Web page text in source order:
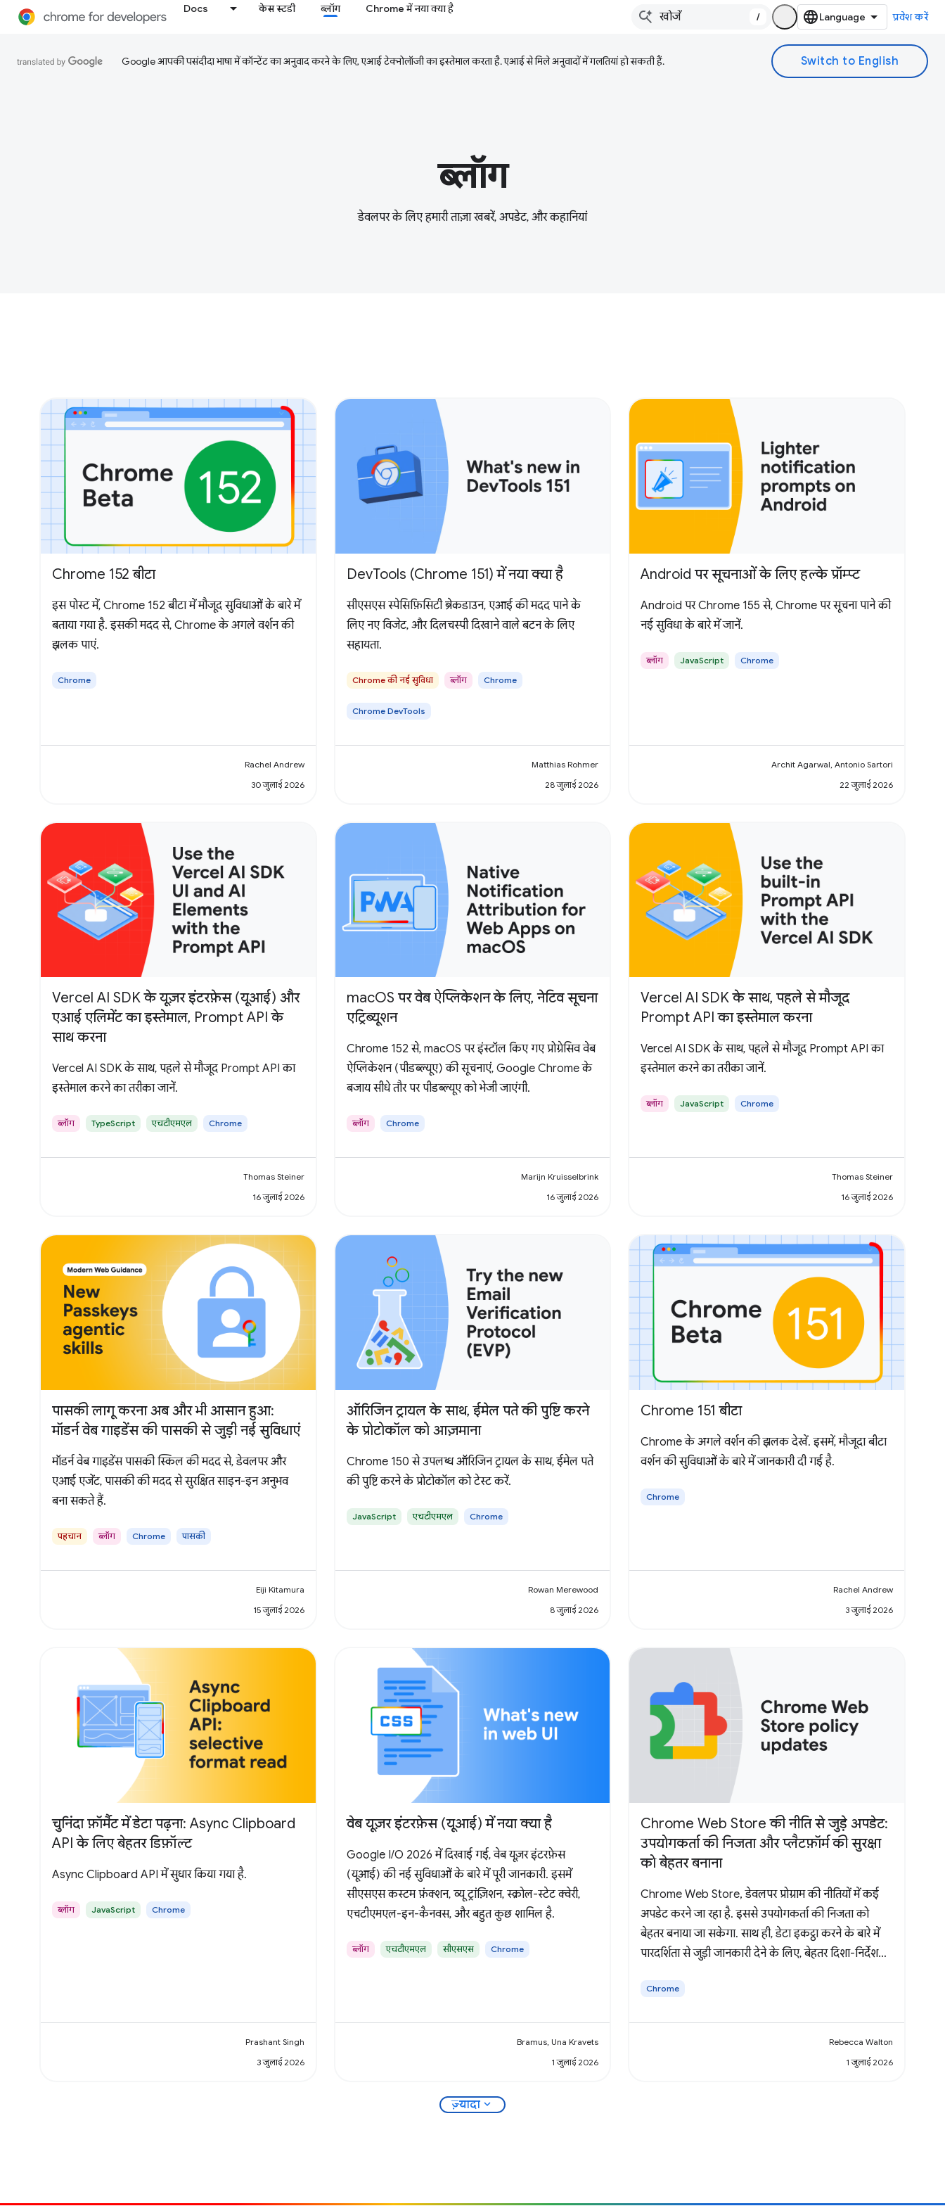
Docs केस स्टडी ब्लॉग Chrome में नया क्या है
/ प्रवेश करें
Google आपकी पसंदीदा भाषा में कॉन्टेंट का अनुवाद करने के लिए, एआई टेक्नोलॉजी का इस्तेमाल करता है. एआई से मिले अनुवादों में गलतियां हो सकती हैं.
ब्लॉग
डेवलपर के लिए हमारी ताज़ा खबरें, अपडेट, और कहानियां
Chrome 152 बीटा
इस पोस्ट में, Chrome 152 बीटा में मौजूद सुविधाओं के बारे में
बताया गया है. इसकी मदद से, Chrome के अगले वर्शन की
झलक पाएं.
Chrome
Rachel Andrew
30 जुलाई 2026
DevTools (Chrome 151) में नया क्या है
सीएसएस स्पेसिफ़िसिटी ब्रेकडाउन, एआई की मदद पाने के
लिए नए विजेट, और दिलचस्पी दिखाने वाले बटन के लिए
सहायता.
Chrome की नई सुविधा ब्लॉग Chrome
Chrome DevTools
Matthias Rohmer
28 जुलाई 2026
Android पर सूचनाओं के लिए हल्के प्रॉम्प्ट
Android पर Chrome 155 से, Chrome पर सूचना पाने की
नई सुविधा के बारे में जानें.
ब्लॉग JavaScript Chrome
Archit Agarwal, Antonio Sartori
22 जुलाई 2026
Vercel AI SDK के यूज़र इंटरफ़ेस (यूआई) और
एआई एलिमेंट का इस्तेमाल, Prompt API के
साथ करना
Vercel AI SDK के साथ, पहले से मौजूद Prompt API का
इस्तेमाल करने का तरीका जानें.
ब्लॉग TypeScript एचटीएमएल Chrome
Thomas Steiner
16 जुलाई 2026
macOS पर वेब ऐप्लिकेशन के लिए, नेटिव सूचना
एट्रिब्यूशन
Chrome 152 से, macOS पर इंस्टॉल किए गए प्रोग्रेसिव वेब
ऐप्लिकेशन (पीडब्ल्यूए) की सूचनाएं, Google Chrome के
बजाय सीधे तौर पर पीडब्ल्यूए को भेजी जाएंगी.
ब्लॉग Chrome
Marijn Kruisselbrink
16 जुलाई 2026
Vercel AI SDK के साथ, पहले से मौजूद
Prompt API का इस्तेमाल करना
Vercel AI SDK के साथ, पहले से मौजूद Prompt API का
इस्तेमाल करने का तरीका जानें.
ब्लॉग JavaScript Chrome
Thomas Steiner
16 जुलाई 2026
पासकी लागू करना अब और भी आसान हुआ:
मॉडर्न वेब गाइडेंस की पासकी से जुड़ी नई सुविधाएं
मॉडर्न वेब गाइडेंस पासकी स्किल की मदद से, डेवलपर और
एआई एजेंट, पासकी की मदद से सुरक्षित साइन-इन अनुभव
बना सकते हैं.
पहचान ब्लॉग Chrome पासकी
Eiji Kitamura
15 जुलाई 2026
ऑरिजिन ट्रायल के साथ, ईमेल पते की पुष्टि करने
के प्रोटोकॉल को आज़माना
Chrome 150 से उपलब्ध ऑरिजिन ट्रायल के साथ, ईमेल पते
की पुष्टि करने के प्रोटोकॉल को टेस्ट करें.
JavaScript एचटीएमएल Chrome
Rowan Merewood
8 जुलाई 2026
Chrome 151 बीटा
Chrome के अगले वर्शन की झलक देखें. इसमें, मौजूदा बीटा
वर्शन की सुविधाओं के बारे में जानकारी दी गई है.
Chrome
Rachel Andrew
3 जुलाई 2026
चुनिंदा फ़ॉर्मैट में डेटा पढ़ना: Async Clipboard
API के लिए बेहतर डिफ़ॉल्ट
Async Clipboard API में सुधार किया गया है.
ब्लॉग JavaScript Chrome
Prashant Singh
3 जुलाई 2026
वेब यूज़र इंटरफ़ेस (यूआई) में नया क्या है
Google I/O 2026 में दिखाई गई, वेब यूज़र इंटरफ़ेस
(यूआई) की नई सुविधाओं के बारे में पूरी जानकारी. इसमें
सीएसएस कस्टम फ़ंक्शन, व्यू ट्रांज़िशन, स्क्रोल-स्टेट क्वेरी,
एचटीएमएल-इन-कैनवस, और बहुत कुछ शामिल है.
ब्लॉग एचटीएमएल सीएसएस Chrome
Bramus, Una Kravets
1 जुलाई 2026
Chrome Web Store की नीति से जुड़े अपडेट:
उपयोगकर्ता की निजता और प्लैटफ़ॉर्म की सुरक्षा
को बेहतर बनाना
Chrome Web Store, डेवलपर प्रोग्राम की नीतियों में कई
अपडेट करने जा रहा है. इससे उपयोगकर्ता की निजता को
बेहतर बनाया जा सकेगा. साथ ही, डेटा इकट्ठा करने के बारे में
पारदर्शिता से जुड़ी जानकारी देने के लिए, बेहतर दिशा-निर्देश
Chrome
Rebecca Walton
1 जुलाई 2026
ज़्यादा expand_more